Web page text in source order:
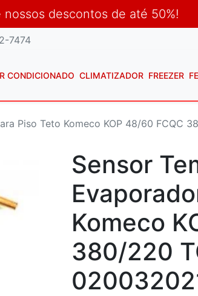
descontos de até 50%!
7474
CONDICIONADO CLIMATIZADOR FREEZER
Piso Teto Komeco KOP 48/60 FCQC
Sensor
Komeco
380/220